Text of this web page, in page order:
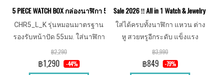
5 PIECE WATCH BOX กล่องนาฬิกา 5 เรือน รุ่นหมอนมาตรฐาน พร้อมกุญแ
CHR5_L_K รุ่นหมอนมาตรฐาน
รองรับหน้าปัด 55มม. ใส่นาฬิกา
เรือนใหญ่ได้ หมอนนิ่ม สวยพรี
เมี่ยม พร้อมกุญแจล็อค
฿2,290
฿1,290 -44%
Sale 2026 ‼️ All in 1 Watch & Jewelry
ใส่ได้ครบทั้งนาฬิกา แหวน ต่าง
หู สวยหรูอีกระดับ แข็งแรง
ทนทาน หมอนนาฬิกา 55mm.
฿3,990
฿849 -79%